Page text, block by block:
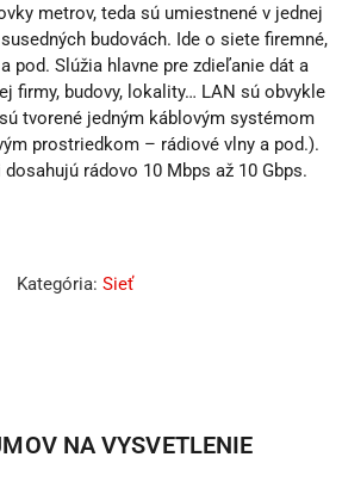
metrov, teda sú umiestnené v jednej
budovách. Ide o siete firemné,
pod. Slúžia hlavne pre zdieľanie dát a
firmy, budovy, lokality… LAN sú obvykle
tvorené jedným káblovým systémom
prostriedkom – rádiové vlny a pod.).
rádovo 10 Mbps až 10 Gbps.
Kategória: Sieť
NA VYSVETLENIE